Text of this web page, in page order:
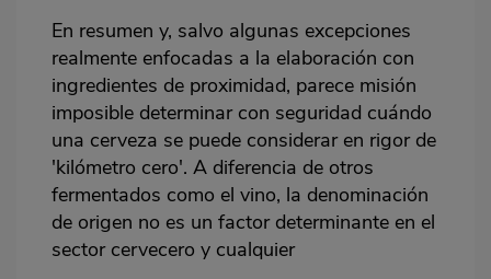
En resumen y, salvo algunas excepciones
realmente enfocadas a la elaboración con
ingredientes de proximidad, parece misión
imposible determinar con seguridad cuándo
una cerveza se puede considerar en rigor de
'kilómetro cero'. A diferencia de otros
fermentados como el vino, la denominación
de origen no es un factor determinante en el
sector cervecero y cualquier